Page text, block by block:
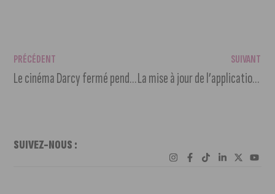
PRÉCÉDENT
Le cinéma Darcy fermé pendant 2 semaines
SUIVANT
La mise à jour de l’application J’Aime Dijon pour l’été
SUIVEZ-NOUS :